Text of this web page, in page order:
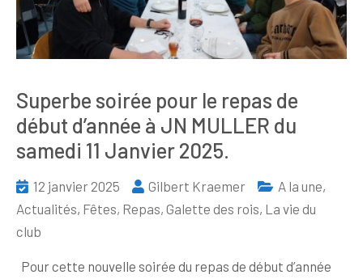
Superbe soirée pour le repas de
début d’année à JN MULLER du
samedi 11 Janvier 2025.
12 janvier 2025 Gilbert Kraemer A la une,
Actualités, Fêtes, Repas, Galette des rois, La vie du
club
Pour cette nouvelle soirée du repas de début d’année